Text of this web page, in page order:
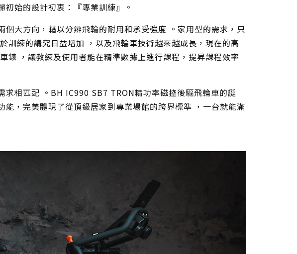
始的設計初衷：『專業訓練』。
大方向，藉以分辨飛輪的耐用和承受強度 。家用型的需求，只
訓練的講究日益增加 ，以及飛輪車技術越來越成長，現在的高
錶 ，讓教練及使用者能在精準數據上進行課程，提昇課程效率
求相匹配 。BH IC990 SB7 TRON精功率磁控後驅飛輪車的誕
，完美體現了從頂級居家到專業場館的跨界標準 ，一台就能滿